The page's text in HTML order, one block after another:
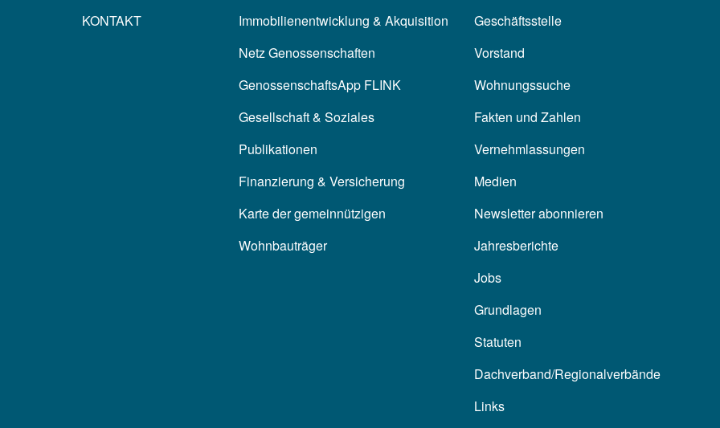
KONTAKT
Immobilienentwicklung & Akquisition
Netz Genossenschaften
GenossenschaftsApp FLINK
Gesellschaft & Soziales
Publikationen
Finanzierung & Versicherung
Karte der gemeinnützigen
Wohnbauträger
Geschäftsstelle
Vorstand
Wohnungssuche
Fakten und Zahlen
Vernehmlassungen
Medien
Newsletter abonnieren
Jahresberichte
Jobs
Grundlagen
Statuten
Dachverband/Regionalverbände
Links